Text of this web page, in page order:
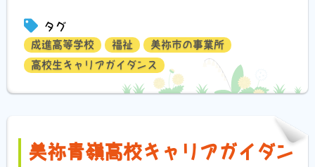
タグ
成進高等学校 福祉
美祢市の事業所
高校生キャリアガイダンス
美祢青嶺高校キャリアガイダン